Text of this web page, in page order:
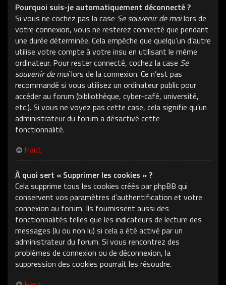
Pourquoi suis-je automatiquement déconnecté ?
Si vous ne cochez pas la case Se souvenir de moilors de
votre connexion, vous ne resterez connecté que pendant
une durée déterminée. Cela empêche que quelqu’un d’autre
utilise votre compte à votre insu en utilisant le même
ordinateur. Pour rester connecté, cochez la case Se
souvenir de moilors de la connexion. Ce n’est pas
recommandé si vous utilisez un ordinateur public pour
accéder au forum (bibliothèque, cyber-café, université,
etc.). Si vous ne voyez pas cette case, cela signifie qu’un
administrateur du forum a désactivé cette
fonctionnalité.
Haut
À quoi sert « Supprimer les cookies » ?
Cela supprime tous les cookies créés par phpBB qui
conservent vos paramètres d’authentification et votre
connexion au forum. Ils fournissent aussi des
fonctionnalités telles que les indicateurs de lecture des
messages (lu ou non lu) si cela a été activé par un
administrateur du forum. Si vous rencontrez des
problèmes de connexion ou de déconnexion, la
suppression des cookies pourrait les résoudre.